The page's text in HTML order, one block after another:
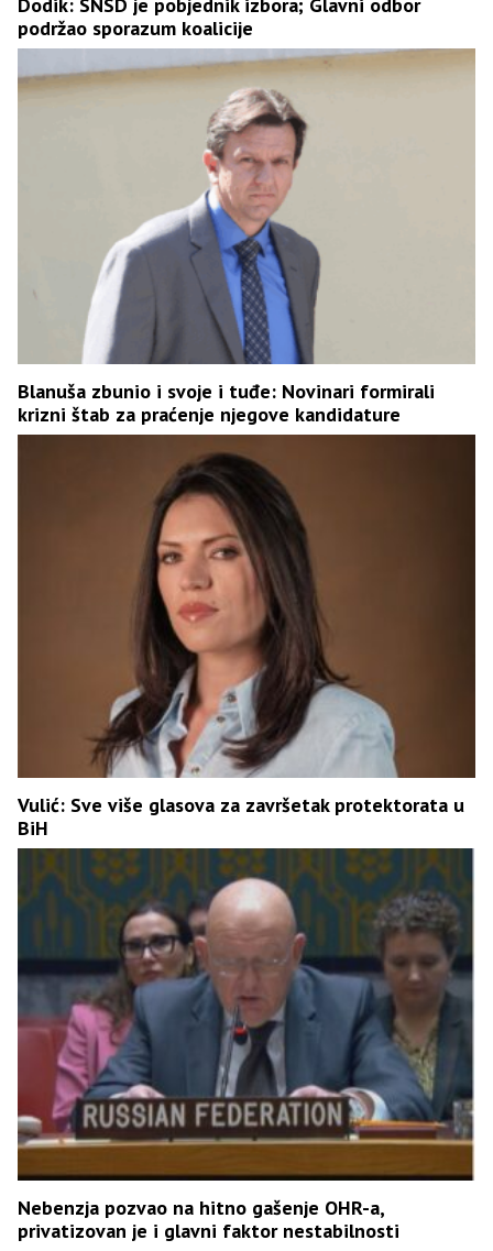
podržao sporazum koalicije
Blanuša zbunio i svoje i tuđe: Novinari formirali
krizni štab za praćenje njegove kandidature
Vulić: Sve više glasova za završetak protektorata u
BiH
Nebenzja pozvao na hitno gašenje OHR-a,
privatizovan je i glavni faktor nestabilnosti